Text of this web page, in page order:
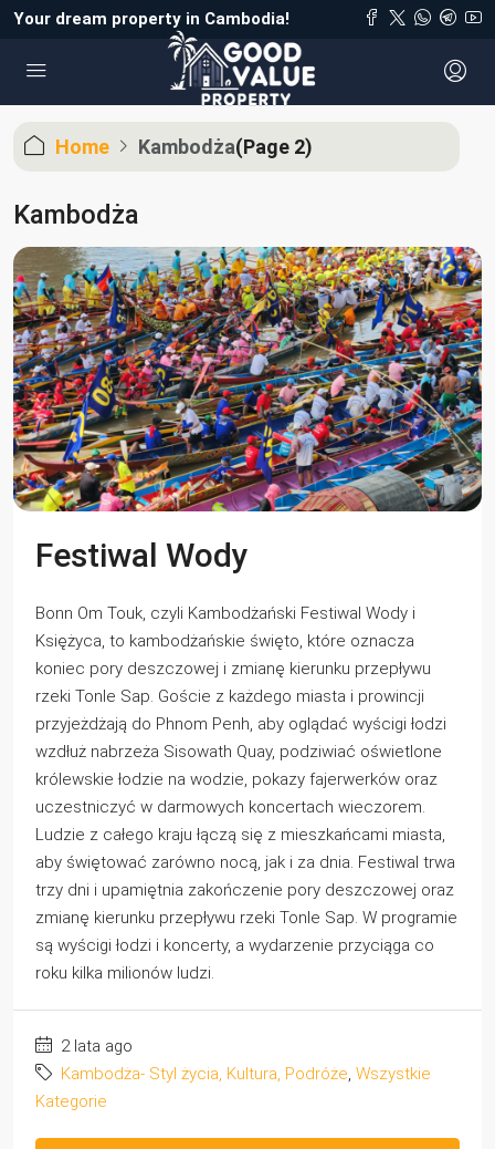
Your dream property in Cambodia!
Home Kambodża(Page 2)
Kambodża
Festiwal Wody
Bonn Om Touk, czyli Kambodżański Festiwal Wody i
Księżyca, to kambodżańskie święto, które oznacza
koniec pory deszczowej i zmianę kierunku przepływu
rzeki Tonle Sap. Goście z każdego miasta i prowincji
przyjeżdżają do Phnom Penh, aby oglądać wyścigi łodzi
wzdłuż nabrzeża Sisowath Quay, podziwiać oświetlone
królewskie łodzie na wodzie, pokazy fajerwerków oraz
uczestniczyć w darmowych koncertach wieczorem.
Ludzie z całego kraju łączą się z mieszkańcami miasta,
aby świętować zarówno nocą, jak i za dnia. Festiwal trwa
trzy dni i upamiętnia zakończenie pory deszczowej oraz
zmianę kierunku przepływu rzeki Tonle Sap. W programie
są wyścigi łodzi i koncerty, a wydarzenie przyciąga co
roku kilka milionów ludzi.
2 lata ago
Kambodża- Styl życia, Kultura, Podróże Wszystkie
Kategorie